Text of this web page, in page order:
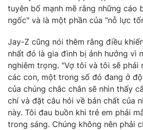
tuyên bố mạnh mẽ rằng những cáo
ngốc" và là một phần của "nỗ lực
Jay-Z cũng nói thêm rằng điều
nhất đó là gia đình bị ảnh hưởng vì
nghiêm trọng. "Vợ tôi và tôi sẽ phải
các con, một trong số đó đang ở
của chúng chắc chắn sẽ nhìn thấy
chí và đặt câu hỏi về bản chất của
này. Tôi đau buồn khi trẻ em phải
trong sáng. Chúng không nên phải